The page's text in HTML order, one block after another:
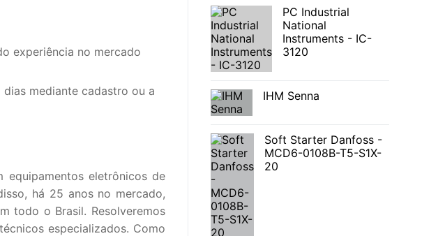
experiência no mercado
mediante cadastro ou a
equipamentos eletrônicos de
há 25 anos no mercado,
todo o Brasil. Resolveremos
especializados. Como
PC Industrial
National
Instruments - IC-
3120
IHM Senna
Soft Starter Danfoss -
MCD6-0108B-T5-S1X-
20